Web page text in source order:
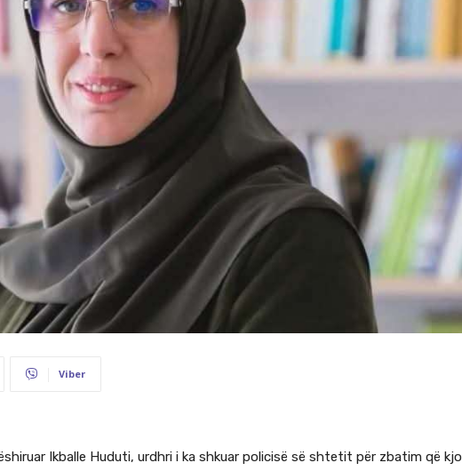
Viber
Ikballe Huduti, urdhri i ka shkuar policisë së shtetit për zbatim që kjo